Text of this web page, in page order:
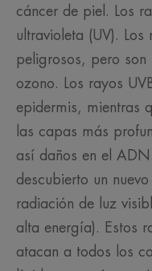
cáncer de piel. Los
ultravioleta (UV).
peligrosos, pero
ozono. Los rayos
epidermis, mientras
las capas más
así daños en el
descubierto un
radiación de luz
alta energía). Estos
atacan a todos los